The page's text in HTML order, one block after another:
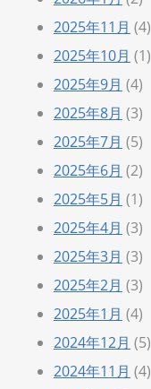
2025年11月 (4)
2025年10月 (1)
2025年9月 (4)
2025年8月 (3)
2025年7月 (5)
2025年6月 (2)
2025年5月 (1)
2025年4月 (3)
2025年3月 (3)
2025年2月 (3)
2025年1月 (4)
2024年12月 (5)
2024年11月 (4)